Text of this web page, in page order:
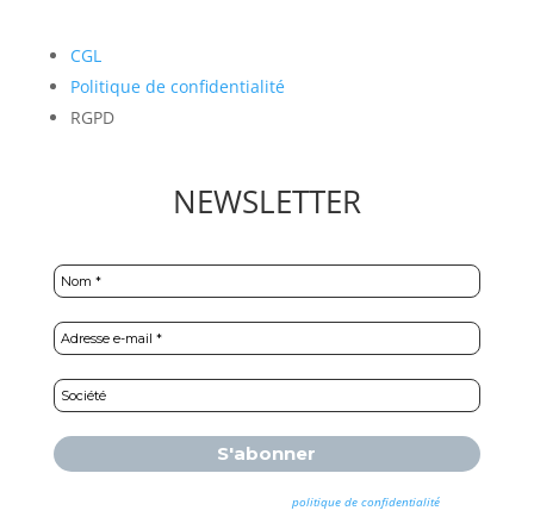
CGL
Politique de confidentialité
RGPD
NEWSLETTER
politique de confidentialitépour
plus d’informations.